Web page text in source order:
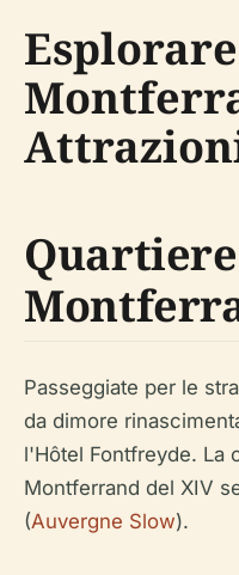
Esplorare
Passeggiate per le
da dimore
l'Hôtel Fontfreyde. La
Montferrand del XIV
(Auvergne Slow).